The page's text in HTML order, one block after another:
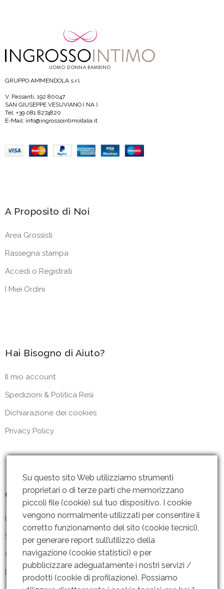
GRUPPO AMMENDOLA s.r.l
V. Passanti, 192 80047
SAN GIUSEPPE VESUVIANO ( NA )
Tel. +39.081 8274820
E-Mail: info@ingrossointimoitalia.it
A Proposito di Noi
Area Grossisti
Rassegna stampa
Accedi o Registrati
I Miei Ordini
Hai Bisogno di Aiuto?
Il mio account
Spedizioni & Politica Resi
Dichiarazione dei cookies
Privacy Policy
Contattaci
Lun – Ven: 8 – 18.30
Sabato: Chiuso
Contattaci
Dove siamo
Su questo sito Web utilizziamo strumenti
proprietari o di terze parti che memorizzano
piccoli file (cookie) sul tuo dispositivo. I cookie
vengono normalmente utilizzati per consentire il
corretto funzionamento del sito (cookie tecnici),
per generare report sull’utilizzo della
navigazione (cookie statistici) e per
pubblicizzare adeguatamente i nostri servizi /
prodotti (cookie di profilazione). Possiamo